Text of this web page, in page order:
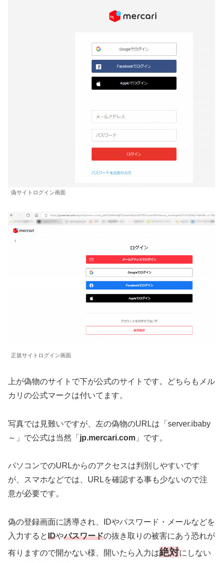
偽サイトログイン画面
正規サイトログイン画面
上が偽物のサイトで下が公式のサイトです。どちらもメル
カリの公式マークは付いてます。
写真では見難いですが、左の偽物のURLは「server.ibaby
～」で公式は当然「 jp.mercari.com 」です。
パソコンでのURLからのアクセスは判別しやすいです
が、スマホなどでは、URLを確認する事も少ないので注
意が必要です。
偽の登録画面に誘導され、IDやパスワード・メールなどを
入力するとIDやパスワードの抜き取りの被害にあう恐れが
有りますので開かない様、開いたら入力は絶対にしない